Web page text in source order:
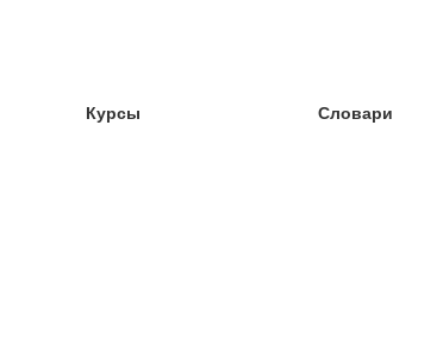
Курсы
Словари